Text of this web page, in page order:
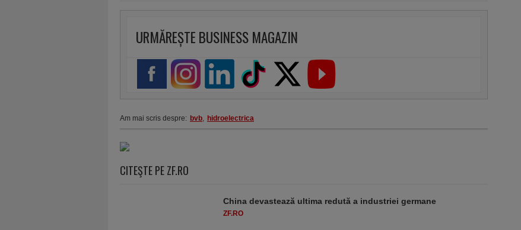
URMĂREȘTE BUSINESS MAGAZIN
Am mai scris despre: bvb, hidroelectrica
CITEŞTE PE ZF.RO
China devastează ultima redută a industriei germane
ZF.RO